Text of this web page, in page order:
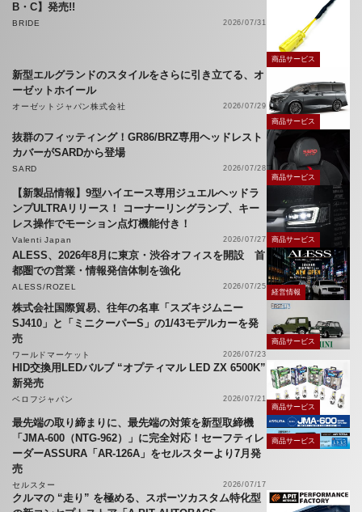
B・C】発売!!
BRIDE 2026/07/31
商品サービス
新型エルグランドのスタイルをさらに引き立てる、オ
ーゼットホイール
オーゼットジャパン株式会社
2026/07/29
商品サービス
抜群のフィッティング！GR86/BRZ専用ヘッドレスト
カバーがSARDから登場
SARD
2026/07/28
商品サービス
【新製品情報】9型ハイエース専用ジュエルヘッドラ
ンプULTRAリリース！ コーナーリングランプ、キー
レス操作でモーション点灯機能付き！
Valenti Japan 2026/07/27 商品サービス
ALESS、2026年8月に東京・渋谷オフィスを開設 首
都圏での営業・情報発信体制を強化
ALESS/ROZEL 2026/07/25
経営情報
株式会社国際貿易、往年の名車「スズキジムニー
SJ410」と「ミニクーパーS」の1/43モデルカーを発
売
ワールドマーケット 2026/07/23
商品サービス
HID交換用LEDバルブ “オプティマル LED ZX 6500K”
新発売
ベロフジャパン
2026/07/21
商品サービス
最先端の取り締まりに、最先端の対策を新型取締機
「JMA-600（NTG-962）」に完全対応！セーフティレ
ーダーASSURA「AR-126A」をセルスターより7月発
売
セルスター 2026/07/17
商品サービス
クルマの “走り” を極める、スポーツカスタム特化型